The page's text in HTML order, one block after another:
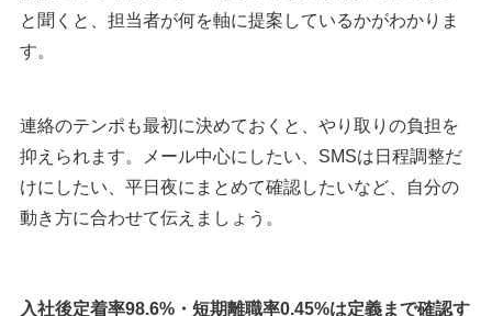
と聞くと、担当者が何を軸に提案しているかがわかりま
す。
連絡のテンポも最初に決めておくと、やり取りの負担を
抑えられます。メール中心にしたい、SMSは日程調整だ
けにしたい、平日夜にまとめて確認したいなど、自分の
動き方に合わせて伝えましょう。
入社後定着率98.6%・短期離職率0.45%は定義まで確認す